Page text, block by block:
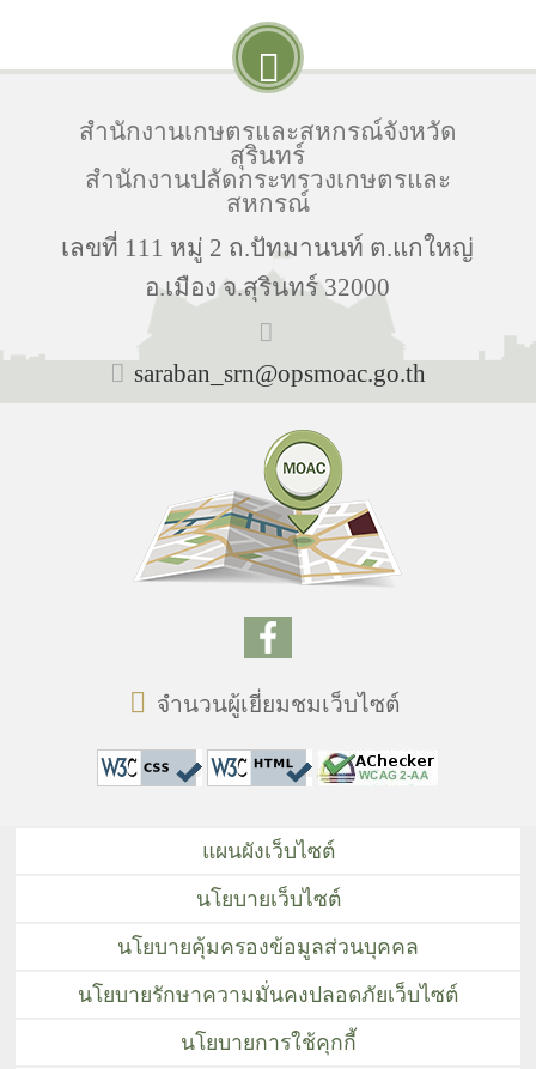
สำนักงานเกษตรและสหกรณ์จังหวัด
สุรินทร์
สำนักงานปลัดกระทรวงเกษตรและ
สหกรณ์
เลขที่ 111 หมู่ 2 ถ.ปัทมานนท์ ต.แกใหญ่
อ.เมือง จ.สุรินทร์ 32000
saraban_srn@opsmoac.go.th
จำนวนผู้เยี่ยมชมเว็บไซต์
แผนผังเว็บไซต์
นโยบายเว็บไซต์
นโยบายคุ้มครองข้อมูลส่วนบุคคล
นโยบายรักษาความมั่นคงปลอดภัยเว็บไซต์
นโยบายการใช้คุกกี้